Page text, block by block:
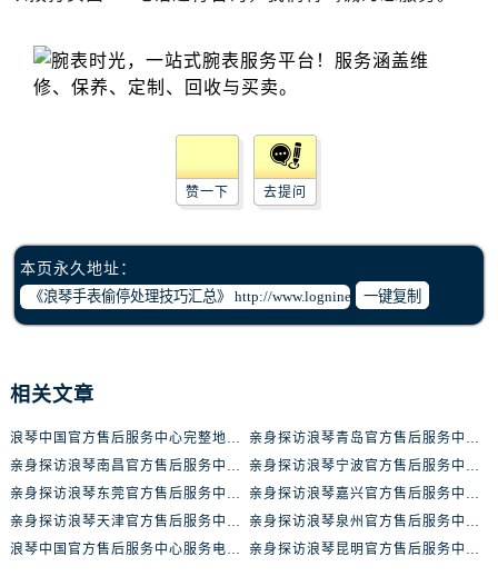
内蒙古自治区阿拉善盟市左旗土尔扈特大街浪琴售后服务中心（需提前预约）
内蒙古自治区巴彦淖尔市临河区新华街浪琴售后服务中心（需提前预约）
赞一下 去提问
本页永久地址：
一键复制
相关文章
浪琴中国官方售后服务中心完整地址及热线实地考察报告+多信源验证（2026年7月最新）
亲身探访浪琴青岛官方售后服务中心｜最新电话及地址（2026年7月最新）
亲身探访浪琴南昌官方售后服务中心｜最新电话及地址（2026年7月最新）
亲身探访浪琴宁波官方售后服务中心｜网点地址及售后热线（2026年7月最新）
亲身探访浪琴东莞官方售后服务中心｜地址与联系电话（2026年7月最新）
亲身探访浪琴嘉兴官方售后服务中心｜热线电话与网点地址（2026年7月最新）
亲身探访浪琴天津官方售后服务中心｜详细地址与售后电话（2026年7月最新）
亲身探访浪琴泉州官方售后服务中心｜全新地址电话一览（2026年7月最新）
浪琴中国官方售后服务中心服务电话与网点地址实地考察报告_多信源验证（2026年7月最新）
亲身探访浪琴昆明官方售后服务中心｜最新地址与售后热线（2026年7月最新）